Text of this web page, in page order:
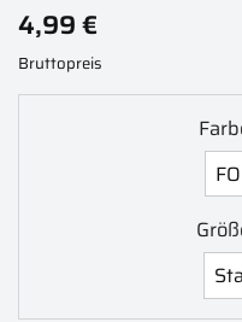
4,99 €
Bruttopreis